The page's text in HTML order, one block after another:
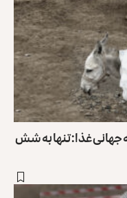
جهانی غذا: تنها به شش